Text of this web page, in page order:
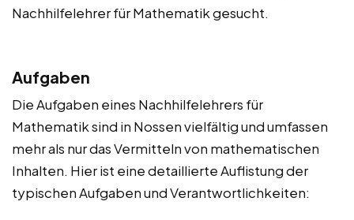
Nachhilfelehrer für Mathematik gesucht.
Aufgaben
Die Aufgaben eines Nachhilfelehrers für
Mathematik sind in Nossen vielfältig und umfassen
mehr als nur das Vermitteln von mathematischen
Inhalten. Hier ist eine detaillierte Auflistung der
typischen Aufgaben und Verantwortlichkeiten: